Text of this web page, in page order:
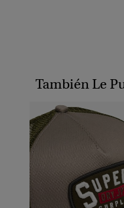
También Le